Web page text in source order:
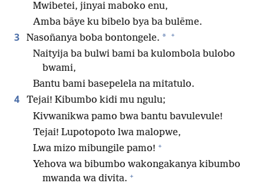
Mwibetei, jinyai maboko enu,
Amba bāye ku bibelo bya ba bulēme.
3 Nasoñanya boba bontongele. * +
Naityija ba bulwi bami ba kulombola bulobo
bwami,
Bantu bami basepelela na mitatulo.
4
Tejai! Kibumbo kidi mu ngulu;
Kivwanikwa pamo bwa bantu bavulevule!
Tejai! Lupotopoto lwa malopwe,
Lwa mizo mibungile pamo! +
Yehova wa bibumbo wakongakanya kibumbo
mwanda wa divita. +